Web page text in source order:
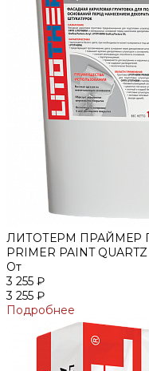
ЛИТОТЕРМ ПРАЙМЕР
PRIMER PAINT QUARTZ
От
3 255 ₽
3 255 ₽
Подробнее